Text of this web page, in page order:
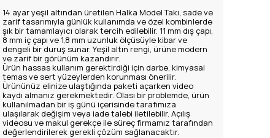
14 ayar yeşil altından üretilen Halka Model Takı, sade ve
zarif tasarımıyla günlük kullanımda ve özel kombinlerde
şık bir tamamlayıcı olarak tercih edilebilir. 11 mm dış çapı,
8 mm iç çapı ve 1,8 mm uzunluk ölçüsüyle kibar ve
dengeli bir duruş sunar. Yeşil altın rengi, ürüne modern
ve zarif bir görünüm kazandırır.
Ürün hassas kullanım gerektirdiği için darbe, kimyasal
temas ve sert yüzeylerden korunması önerilir.
Ürününüz elinize ulaştığında paketi açarken video
kaydı almanız gerekmektedir. Olası bir problemde, ürün
kullanılmadan bir iş günü içerisinde tarafımıza
ulaşılarak değişim veya iade talebi iletilebilir. Açılış
videosu ve makul gerekçe ile süreç firmamız tarafından
değerlendirilerek gerekli çözüm sağlanacaktır.